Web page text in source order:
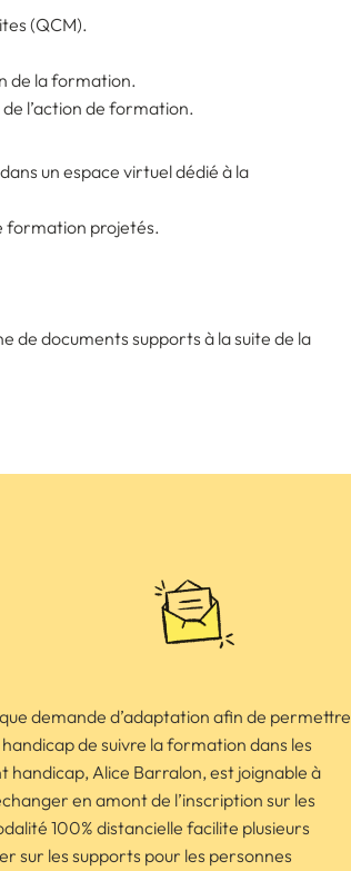
(QCM).
de la formation.
l’action de formation.
un espace virtuel dédié à la
formation projetés.
de documents supports à la suite de la
demande d’adaptation afin de permettre
de suivre la formation dans les
handicap, Alice Barralon, est joignable à
en amont de l’inscription sur les
100% distancielle facilite plusieurs
sur les supports pour les personnes